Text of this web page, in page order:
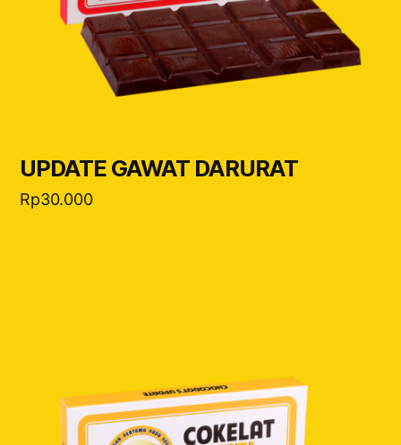
UPDATE GAWAT DARURAT
Rp30.000